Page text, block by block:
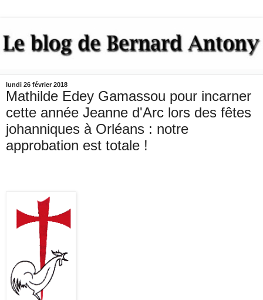
lundi 26 février 2018
Mathilde Edey Gamassou pour incarner
cette année Jeanne d'Arc lors des fêtes
johanniques à Orléans : notre
approbation est totale !